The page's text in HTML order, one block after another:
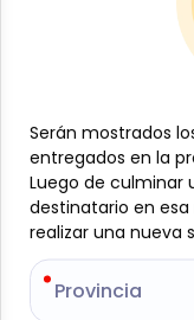
Asado y
$5750
Este producto está
-
Serán mostrados
entregados en la
Luego de culminar
destinatario en
realizar una nueva
Provincia
Serán mostrados
entregados en la
Luego de culminar
destinatario en
realizar una nueva
Provincia